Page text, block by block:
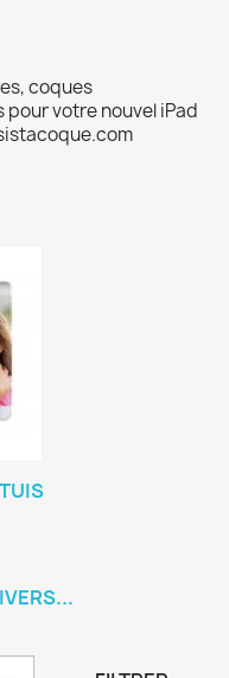
coques
votre nouvel iPad